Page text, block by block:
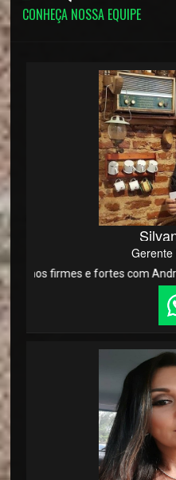
CONHEÇA NOSSA EQUIPE
Gerente
firmes e fortes com André